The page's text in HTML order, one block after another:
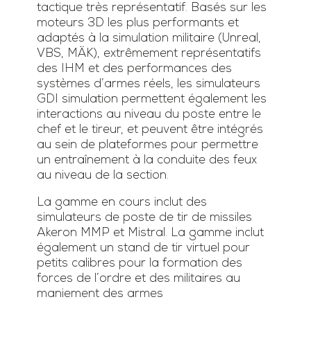
tactique très représentatif. Basés sur les
moteurs 3D les plus performants et
adaptés à la simulation militaire (Unreal,
VBS, MÄK), extrêmement représentatifs
des IHM et des performances des
systèmes d’armes réels, les simulateurs
GDI simulation permettent également les
interactions au niveau du poste entre le
chef et le tireur, et peuvent être intégrés
au sein de plateformes pour permettre
un entraînement à la conduite des feux
au niveau de la section.
La gamme en cours inclut des
simulateurs de poste de tir de missiles
Akeron MMP et Mistral. La gamme inclut
également un stand de tir virtuel pour
petits calibres pour la formation des
forces de l’ordre et des militaires au
maniement des armes